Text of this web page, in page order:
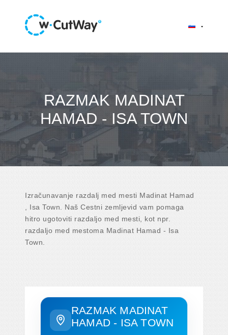
RAZMAK MADINAT
HAMAD - ISA TOWN
Izračunavanje razdalj med mesti Madinat Hamad
, Isa Town. Naš Cestni zemljevid vam pomaga
hitro ugotoviti razdaljo med mesti, kot npr.
razdaljo med mestoma Madinat Hamad - Isa
Town.
RAZMAK MADINAT
HAMAD - ISA TOWN